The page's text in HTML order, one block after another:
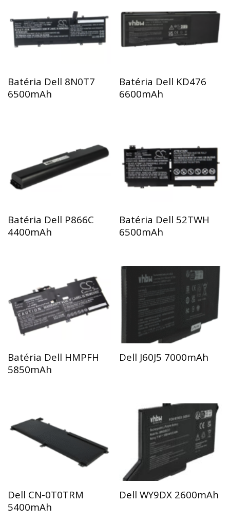
Batéria Dell 8N0T7
6500mAh
Batéria Dell KD476
6600mAh
Batéria Dell P866C
4400mAh
Batéria Dell 52TWH
6500mAh
Batéria Dell HMPFH
5850mAh
Dell J60J5 7000mAh
Dell CN-0T0TRM
5400mAh
Dell WY9DX 2600mAh